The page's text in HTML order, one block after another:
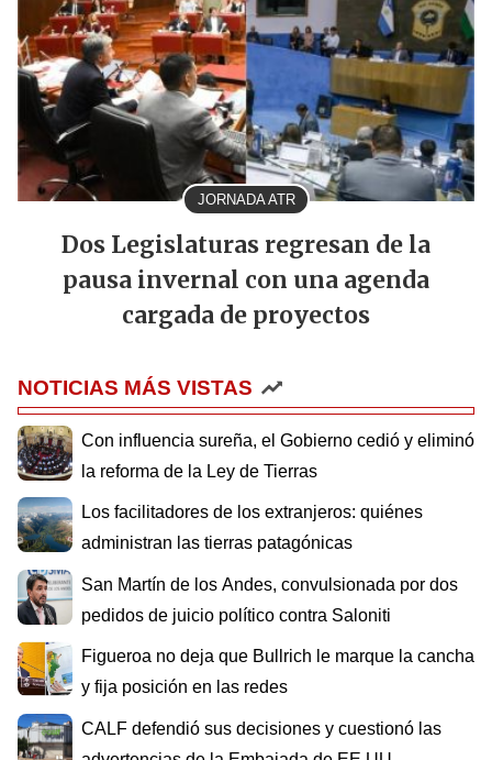
JORNADA ATR
Dos Legislaturas regresan de la
pausa invernal con una agenda
cargada de proyectos
NOTICIAS MÁS VISTAS
Con influencia sureña, el Gobierno cedió y eliminó
la reforma de la Ley de Tierras
Los facilitadores de los extranjeros: quiénes
administran las tierras patagónicas
San Martín de los Andes, convulsionada por dos
pedidos de juicio político contra Saloniti
Figueroa no deja que Bullrich le marque la cancha
y fija posición en las redes
CALF defendió sus decisiones y cuestionó las